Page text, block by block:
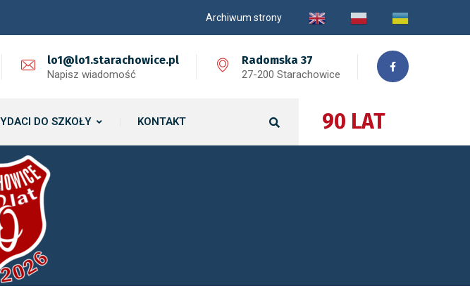
Archiwum strony
lo1@lo1.starachowice.pl
Napisz wiadomość
Radomska 37
27-200 Starachowice
90 LAT
DO SZKOŁY KONTAKT